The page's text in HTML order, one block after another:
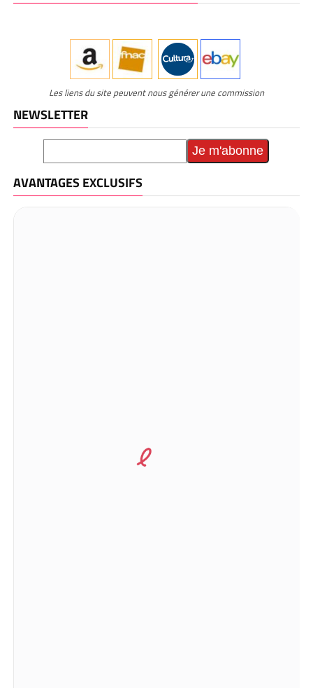
Les liens du site peuvent nous générer une commission
NEWSLETTER
AVANTAGES EXCLUSIFS